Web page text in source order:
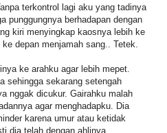
terkontrol lagi aku yang tadinya
punggungnya berhadapan dengan
kiri menyingkap kaosnya lebih ke
depan menjamah sang.. Tetek.
ke arahku agar lebih mepet.
sehingga sekarang setengah
nggak dicukur. Gairahku malah
agar menghadapku. Dia
karena umur atau ketidak
dia telah dengan ahlinya